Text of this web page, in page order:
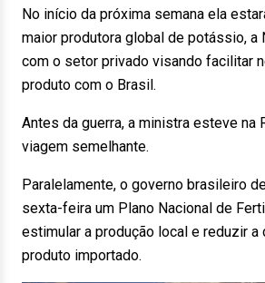
No início da próxima semana ela
maior produtora global de potássio, a
com o setor privado visando facilitar
produto com o Brasil.
Antes da guerra, a ministra esteve na
viagem semelhante.
Paralelamente, o governo brasileiro
sexta-feira um Plano Nacional de
estimular a produção local e reduzir a
produto importado.